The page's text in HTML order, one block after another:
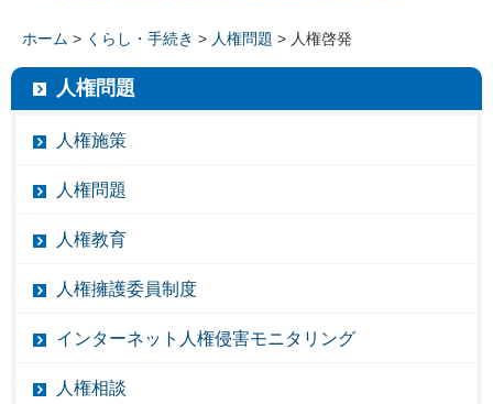
ホーム > くらし・手続き > 人権問題 > 人権啓発
人権問題
人権施策
人権問題
人権教育
人権擁護委員制度
インターネット人権侵害モニタリング
人権相談